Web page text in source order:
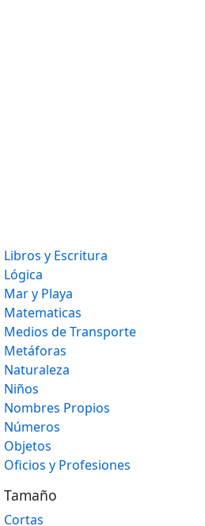
Libros y Escritura
Lógica
Mar y Playa
Matematicas
Medios de Transporte
Metáforas
Naturaleza
Niños
Nombres Propios
Números
Objetos
Oficios y Profesiones
Tamaño
Cortas